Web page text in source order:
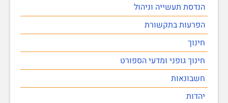
הנדסת תעשייה וניהול
הפרעות בתקשורת
חינוך
חינוך גופני ומדעי הספורט
חשבונאות
יהדות